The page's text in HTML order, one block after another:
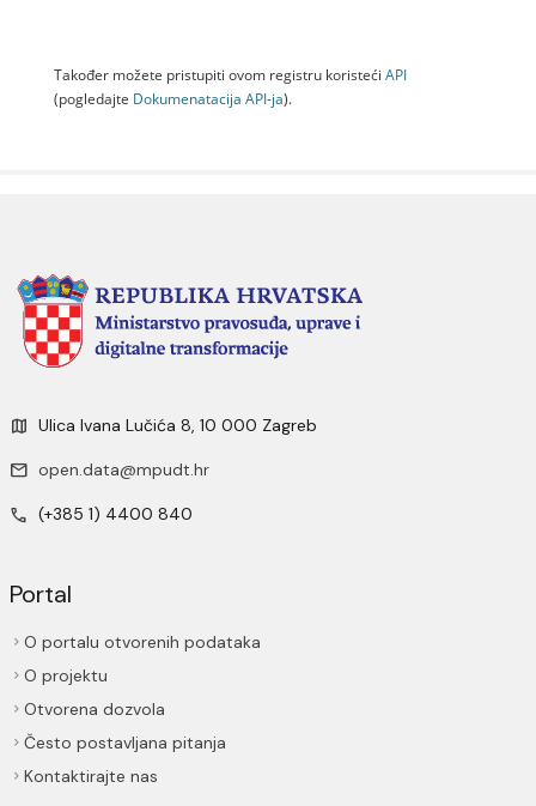
Također možete pristupiti ovom registru koristeći API
(pogledajte Dokumenаtаcijа API-jа).